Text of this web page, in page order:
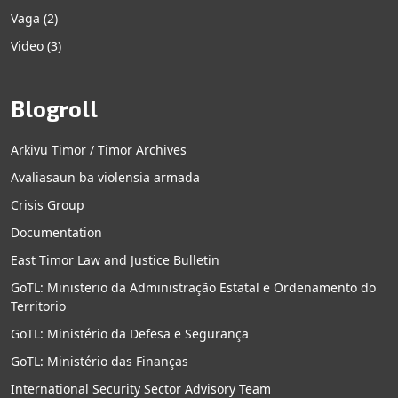
Vaga (2)
Video (3)
Blogroll
Arkivu Timor / Timor Archives
Avaliasaun ba violensia armada
Crisis Group
Documentation
East Timor Law and Justice Bulletin
GoTL: Ministerio da Administração Estatal e Ordenamento do
Territorio
GoTL: Ministério da Defesa e Segurança
GoTL: Ministério das Finanças
International Security Sector Advisory Team